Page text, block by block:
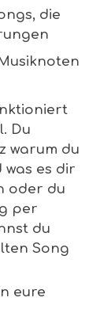
die
Du
warum du
was es dir
oder du
per
du
Song
eure